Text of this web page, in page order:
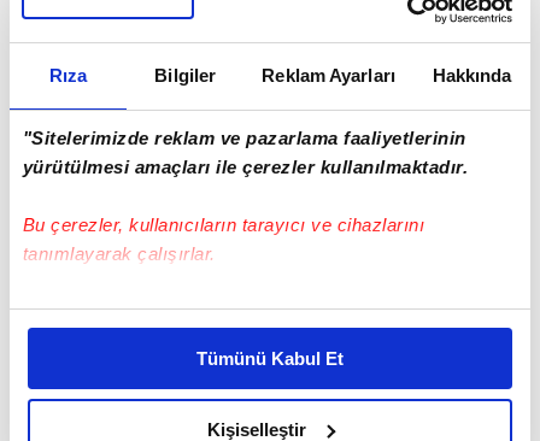
Rıza Bilgiler Reklam Ayarları Hakkında
"Sitelerimizde reklam ve pazarlama faaliyetlerinin
yürütülmesi amaçları ile çerezler kullanılmaktadır.
Bu çerezler, kullanıcıların tarayıcı ve cihazlarını
tanımlayarak çalışırlar.
Bu çerezlere izin vermeniz halinde sizlere özel
daha iyi reklam deneyimi yaşatabiliriz. Bunu yaparken
amacımızın size daha iyi bir reklam deneyimi sunmak
olduğunu ve sizlere en iyi içerikleri sunabilmek adına
Tümünü Kabul Et
Kişiselleştir